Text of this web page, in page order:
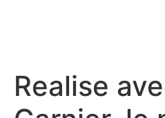
Realise